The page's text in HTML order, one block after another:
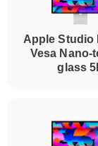
Apple Studio
Vesa Nano-
glass